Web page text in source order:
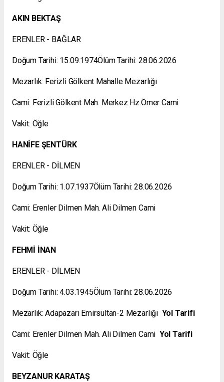
AKIN BEKTAŞ
ERENLER - BAĞLAR
Doğum Tarihi: 15.09.1974Ölüm Tarihi: 28.06.2026
Mezarlık: Ferizli Gölkent Mahalle Mezarlığı
Cami: Ferizli Gölkent Mah. Merkez Hz.Ömer Cami
Vakit: Öğle
HANİFE ŞENTÜRK
ERENLER - DİLMEN
Doğum Tarihi: 1.07.1937Ölüm Tarihi: 28.06.2026
Cami: Erenler Dilmen Mah. Ali Dilmen Cami
Vakit: Öğle
FEHMİ İNAN
ERENLER - DİLMEN
Doğum Tarihi: 4.03.1945Ölüm Tarihi: 28.06.2026
Mezarlık: Adapazarı Emirsultan-2 Mezarlığı Yol Tarifi
Cami: Erenler Dilmen Mah. Ali Dilmen Cami Yol Tarifi
Vakit: Öğle
BEYZANUR KARATAŞ